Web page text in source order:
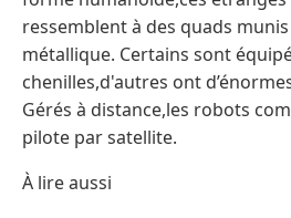
ressemblent à des quads
métallique. Certains sont
chenilles,d'autres ont
Gérés à distance,les robots
pilote par satellite.
À lire aussi